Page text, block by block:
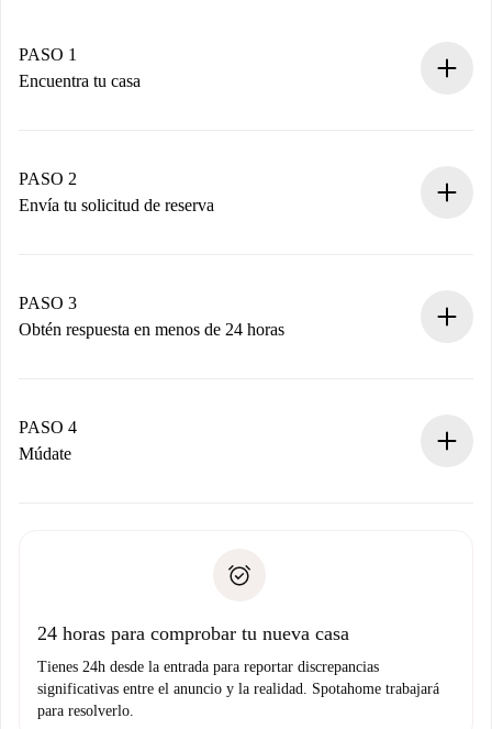
PASO 1
Encuentra tu casa
Tienes toda la información necesaria por adelantado.
PASO 2
Envía tu solicitud de reserva
propietario acepte.
PASO 3
Obtén respuesta en menos de 24 horas
contacto con el propietario.
Si es rechazada: No te haremos ningún cargo y te
Prueba de solvencia
PASO 4
Múdate
no nos comunicas ningún problema.
24 horas para comprobar tu nueva casa
Tienes 24h desde la entrada para reportar discrepancias
significativas entre el anuncio y la realidad. Spotahome trabajará
para resolverlo.